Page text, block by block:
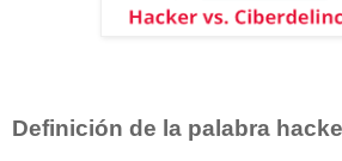
Definición de la palabra